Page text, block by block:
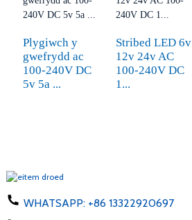
Plygiwch y
gwefrydd ac
100-240V DC
5v 5a ...
Stribed LED 6v
12v 24v AC
100-240V DC
1...
WHATSAPP: +86 13322920697